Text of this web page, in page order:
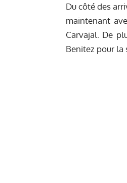
Du côté des
maintenant
Carvajal. De
Benitez pour la